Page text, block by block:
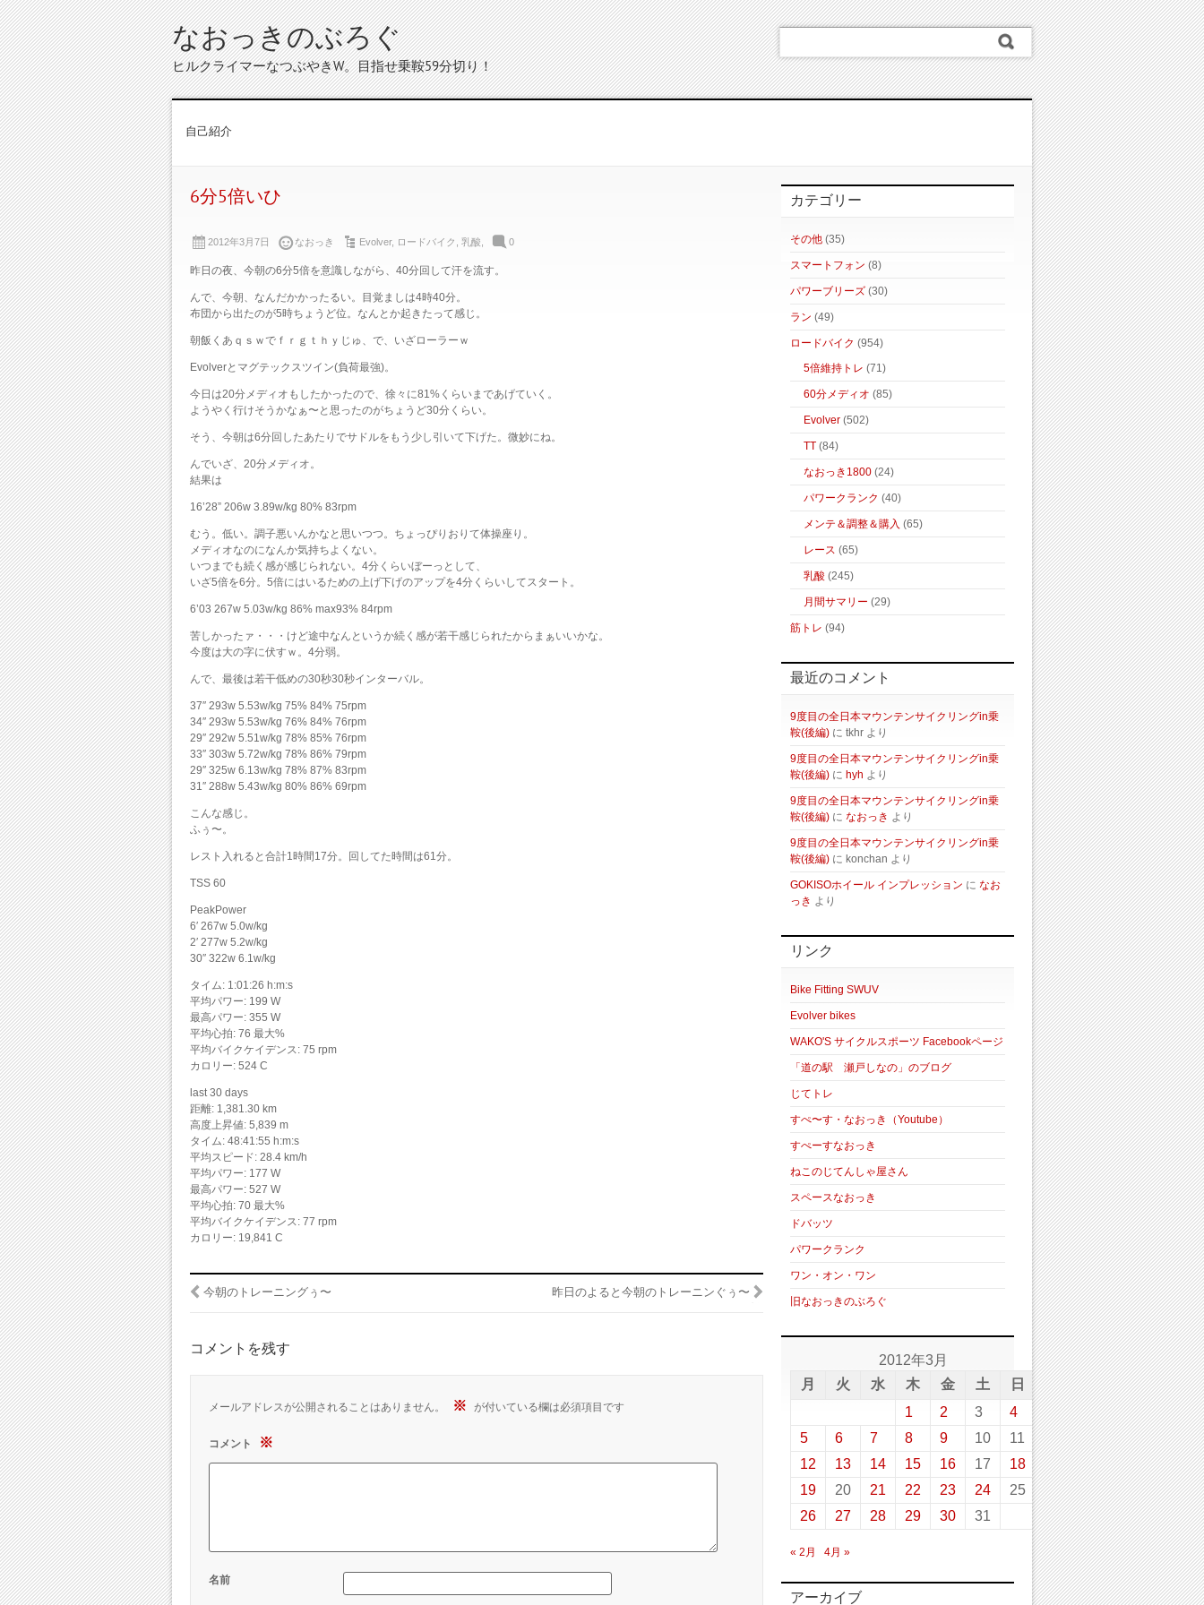
なおっきのぶろぐ
ヒルクライマーなつぶやきW。目指せ乗鞍59分切り！
自己紹介
6分5倍いひ
2012年3月7日 なおっき Evolver, ロードバイク 乳酸 0
昨日の夜、今朝の6分5倍を意識しながら、40分回して汗を流す。
んで、今朝、なんだかかったるい。目覚ましは4時40分。
布団から出たのが5時ちょうど位。なんとか起きたって感じ。
朝飯くあｑｓｗでｆｒｇｔｈｙじゅ、で、いざローラーｗ
Evolverとマグテックスツイン(負荷最強)。
今日は20分メディオもしたかったので、徐々に81%くらいまであげていく。
ようやく行けそうかなぁ〜と思ったのがちょうど30分くらい。
そう、今朝は6分回したあたりでサドルをもう少し引いて下げた。微妙にね。
んでいざ、20分メディオ。
結果は
16’28” 206w 3.89w/kg 80% 83rpm
むう。低い。調子悪いんかなと思いつつ。ちょっぴりおりて体操座り。
メディオなのになんか気持ちよくない。
いつまでも続く感が感じられない。4分くらいぼーっとして、
いざ5倍を6分。5倍にはいるための上げ下げのアップを4分くらいしてスタート。
6’03 267w 5.03w/kg 86% max93% 84rpm
苦しかったァ・・・けど途中なんというか続く感が若干感じられたからまぁいいかな。
今度は大の字に伏すｗ。4分弱。
んで、最後は若干低めの30秒30秒インターバル。
37″ 293w 5.53w/kg 75% 84% 75rpm
34″ 293w 5.53w/kg 76% 84% 76rpm
29″ 292w 5.51w/kg 78% 85% 76rpm
33″ 303w 5.72w/kg 78% 86% 79rpm
29″ 325w 6.13w/kg 78% 87% 83rpm
31″ 288w 5.43w/kg 80% 86% 69rpm
こんな感じ。
ふぅ〜。
レスト入れると合計1時間17分。回してた時間は61分。
TSS 60
PeakPower
6′ 267w 5.0w/kg
2′ 277w 5.2w/kg
30″ 322w 6.1w/kg
タイム: 1:01:26 h:m:s
平均パワー: 199 W
最高パワー: 355 W
平均心拍: 76 最大%
平均バイクケイデンス: 75 rpm
カロリー: 524 C
last 30 days
距離: 1,381.30 km
高度上昇値: 5,839 m
タイム: 48:41:55 h:m:s
平均スピード: 28.4 km/h
平均パワー: 177 W
最高パワー: 527 W
平均心拍: 70 最大%
平均バイクケイデンス: 77 rpm
カロリー: 19,841 C
今朝のトレーニングぅ〜 昨日のよると今朝のトレーニンぐぅ〜
コメントを残す
メールアドレスが公開されることはありません。 ※ が付いている欄は必須項目です
コメント ※
名前
カテゴリー
その他 (35)
スマートフォン (8)
パワーブリーズ (30)
ラン (49)
ロードバイク (954)
5倍維持トレ (71)
60分メディオ (85)
Evolver (502)
TT (84)
なおっき1800 (24)
パワークランク (40)
メンテ＆調整＆購入 (65)
レース (65)
乳酸 (245)
月間サマリー (29)
筋トレ (94)
最近のコメント
9度目の全日本マウンテンサイクリングin乗
鞍(後編) に tkhr より
9度目の全日本マウンテンサイクリングin乗
鞍(後編) に hyh より
9度目の全日本マウンテンサイクリングin乗
鞍(後編) に なおっき より
9度目の全日本マウンテンサイクリングin乗
鞍(後編) に konchan より
GOKISOホイール インプレッション に なお
っき より
リンク
Bike Fitting SWUV
Evolver bikes
WAKO'S サイクルスポーツ Facebookページ
「道の駅 瀬戸しなの」のブログ
じてトレ
すぺ〜す・なおっき（Youtube）
すぺーすなおっき
ねこのじてんしゃ屋さん
スペースなおっき
ドバッツ
パワークランク
ワン・オン・ワン
旧なおっきのぶろぐ
2012年3月
月
火 水 木 金 土
日
1
2 3
4
5
6 7 8 9 10
11
12
13 14 15 16 17
18
19
20 21 22 23 24
25
26
27 28 29 30 31
« 2月 4月 »
アーカイブ